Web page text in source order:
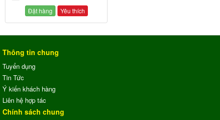
Đặt hàng Yêu thích
Thông tin chung
Tuyển dụng
Tin Tức
Ý kiến khách hàng
Liên hệ hợp tác
Chính sách chung